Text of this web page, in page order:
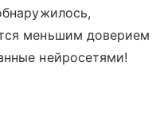
меньшим доверием
нейросетями!